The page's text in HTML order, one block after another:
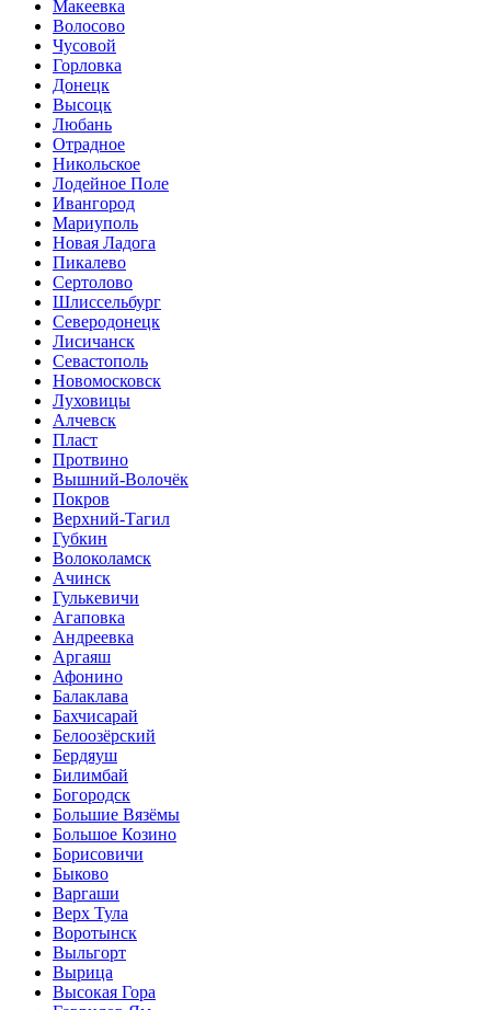
Макеевка
Волосово
Чусовой
Горловка
Донецк
Высоцк
Любань
Отрадное
Никольское
Лодейное Поле
Ивангород
Мариуполь
Новая Ладога
Пикалево
Сертолово
Шлиссельбург
Северодонецк
Лисичанск
Севастополь
Новомосковск
Луховицы
Алчевск
Пласт
Протвино
Вышний-Волочёк
Покров
Верхний-Тагил
Губкин
Волоколамск
Ачинск
Гулькевичи
Агаповка
Андреевка
Аргаяш
Афонино
Балаклава
Бахчисарай
Белоозёрский
Бердяуш
Билимбай
Богородск
Большие Вязёмы
Большое Козино
Борисовичи
Быково
Варгаши
Верх Тула
Воротынск
Выльгорт
Вырица
Высокая Гора